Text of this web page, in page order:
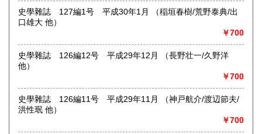
史學雜誌 127編1号 平成30年1月 （稲垣春樹/荒野泰典/出
口雄大 他）
￥700
史學雜誌 126編12号 平成29年12月 （長野壮一/久野洋
他）
￥700
史學雜誌 126編11号 平成29年11月 （神戸航介/渡辺節夫/
洪性珉 他）
￥700